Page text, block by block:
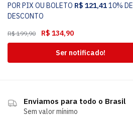
POR PIX OU BOLETO R$ 121,4110% DE
DESCONTO
R$199,90 R$ 134,90
Ser notificado!
Enviamos para todo o Brasil
Sem valor mínimo